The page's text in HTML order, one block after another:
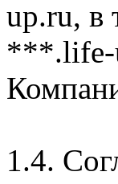
up.ru, в
***.life-
1.4.